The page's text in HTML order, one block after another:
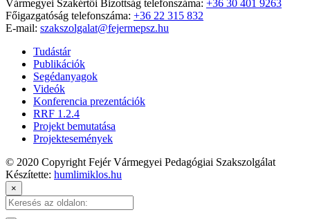
Vármegyei Szakértői Bizottság telefonszáma: +36 30 401 9263
Főigazgatóság telefonszáma: +36 22 315 832
E-mail: szakszolgalat@fejermepsz.hu
Tudástár
Publikációk
Segédanyagok
Videók
Konferencia prezentációk
RRF 1.2.4
Projekt bemutatása
Projektesemények
© 2020 Copyright Fejér Vármegyei Pedagógiai Szakszolgálat
Készítette: humlimiklos.hu
×